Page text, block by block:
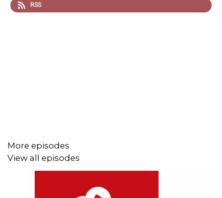
RSS
More episodes
View all episodes